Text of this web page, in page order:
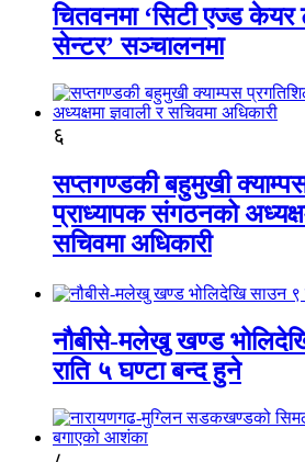
चितवनमा ‘सिटी एज्ड केयर
सेन्टर’ सञ्चालनमा
६
सप्तगण्डकी बहुमुखी
प्राध्यापक संगठनको
सचिवमा अधिकारी
नौबीसे-मलेखु खण्ड
राति ५ घण्टा बन्द हुने